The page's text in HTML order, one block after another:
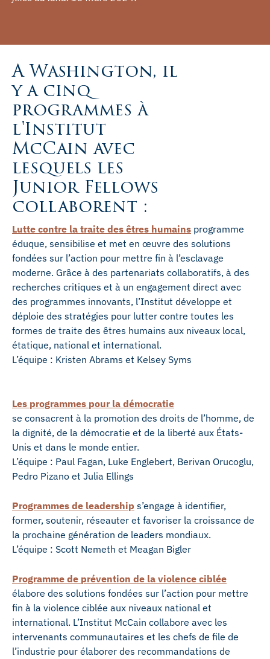
A Washington, il
y a cinq
programmes à
l'Institut
McCain avec
lesquels les
Junior Fellows
collaborent :
Lutte contre la traite des êtres humains programme
éduque, sensibilise et met en œuvre des solutions
fondées sur l’action pour mettre fin à l’esclavage
moderne. Grâce à des partenariats collaboratifs, à des
recherches critiques et à un engagement direct avec
des programmes innovants, l’Institut développe et
déploie des stratégies pour lutter contre toutes les
formes de traite des êtres humains aux niveaux local,
étatique, national et international.
L’équipe : Kristen Abrams et Kelsey Syms
Les programmes pour la démocratie
se consacrent à la promotion des droits de l’homme, de
la dignité, de la démocratie et de la liberté aux États-
Unis et dans le monde entier.
L’équipe : Paul Fagan, Luke Englebert, Berivan Orucoglu,
Pedro Pizano et Julia Ellings
Programmes de leadership s’engage à identifier,
former, soutenir, réseauter et favoriser la croissance de
la prochaine génération de leaders mondiaux.
L’équipe : Scott Nemeth et Meagan Bigler
Programme de prévention de la violence ciblée
élabore des solutions fondées sur l’action pour mettre
fin à la violence ciblée aux niveaux national et
international. L’Institut McCain collabore avec les
intervenants communautaires et les chefs de file de
l’industrie pour élaborer des recommandations de